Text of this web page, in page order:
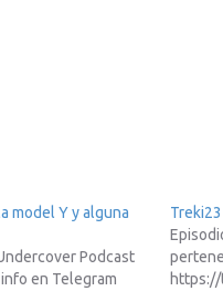
model Y y alguna
Podcast
en Telegram
https://